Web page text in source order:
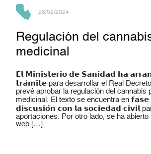
28/02/2024
Regulación del
medicinal
𝗘𝗹 𝗠𝗶𝗻𝗶𝘀𝘁𝗲𝗿𝗶𝗼 𝗱𝗲 𝗦𝗮𝗻𝗶𝗱𝗮𝗱 𝗵𝗮
𝘁𝗿𝗮́𝗺𝗶𝘁𝗲 para desarrollar el Real
prevé aprobar la regulación del cannabis
medicinal. El texto se encuentra en
𝗱𝗶𝘀𝗰𝘂𝘀𝗶𝗼́𝗻 𝗰𝗼𝗻 𝗹𝗮 𝘀𝗼𝗰𝗶𝗲𝗱𝗮𝗱 𝗰𝗶𝘃𝗶𝗹
aportaciones. Por otro lado, se ha abierto
web […]